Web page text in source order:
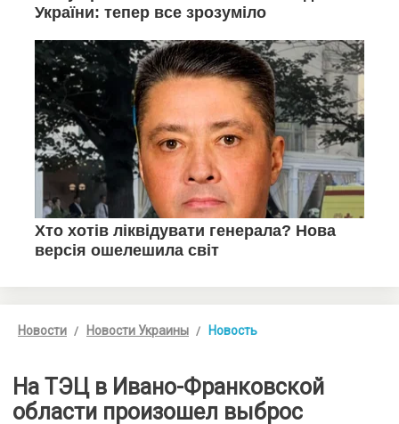
Новости Новости Украины Новость
На ТЭЦ в Ивано-Франковской
области произошел выброс